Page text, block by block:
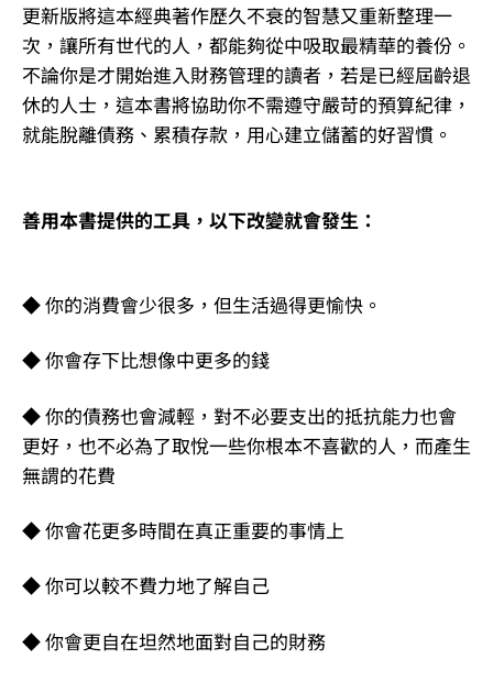
更新版將這本經典著作歷久不衰的智慧又重新整理一
次，讓所有世代的人，都能夠從中吸取最精華的養份。
不論你是才開始進入財務管理的讀者，若是已經屆齡退
休的人士，這本書將協助你不需遵守嚴苛的預算紀律，
就能脫離債務、累積存款，用心建立儲蓄的好習慣。
善用本書提供的工具，以下改變就會發生：
◆ 你的消費會少很多，但生活過得更愉快。
◆ 你會存下比想像中更多的錢
◆ 你的債務也會減輕，對不必要支出的抵抗能力也會
更好，也不必為了取悅一些你根本不喜歡的人，而產生
無謂的花費
◆ 你會花更多時間在真正重要的事情上
◆ 你可以較不費力地了解自己
◆ 你會更自在坦然地面對自己的財務